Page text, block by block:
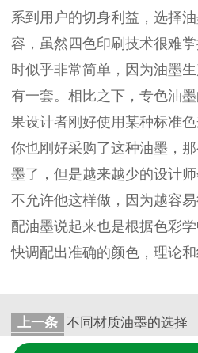
系到用户的切身利益，选择
容，虽然四色印刷技术很难
时似乎非常简单，因为油墨
有一套。相比之下，专色油
果设计者刚好使用某种标准
你也刚好采购了这种油墨，
墨了，但是越来越少的设计
不允许他这样做，因为越容
配油墨说起来也是根据色彩
快调配出准确的颜色，理论和
上一条 不同材质油墨的选择
下一条 移印油墨和丝印油墨